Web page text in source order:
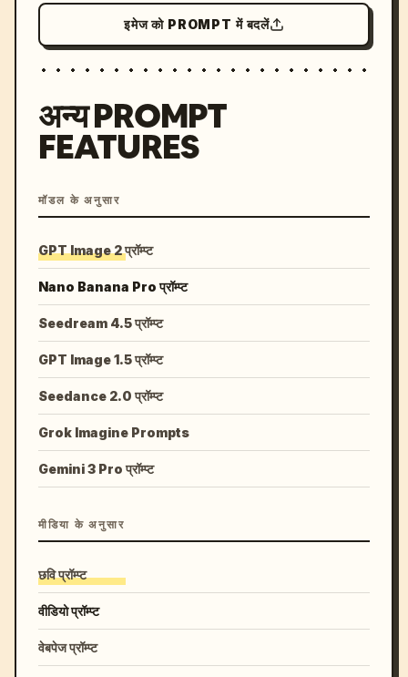
इमेज को PROMPT में बदलें
अन्य PROMPT
FEATURES
मॉडल के अनुसार
GPT Image 2 प्रॉम्प्ट
Nano Banana Pro प्रॉम्प्ट
Seedream 4.5 प्रॉम्प्ट
GPT Image 1.5 प्रॉम्प्ट
Seedance 2.0 प्रॉम्प्ट
Grok Imagine Prompts
Gemini 3 Pro प्रॉम्प्ट
मीडिया के अनुसार
छवि प्रॉम्प्ट
वीडियो प्रॉम्प्ट
वेबपेज प्रॉम्प्ट